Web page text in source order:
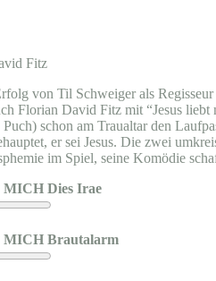
Fitz
von Til Schweiger als
Florian David Fitz mit “Jesus
schon am Traualtar den
er sei Jesus. Die zwei
im Spiel, seine Komödie
Dies Irae
MICH Brautalarm